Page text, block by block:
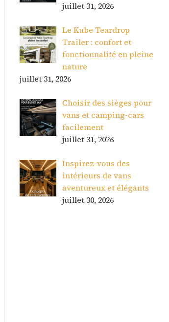
juillet 31, 2026
Le Kube Teardrop
Trailer : confort et
fonctionnalité en pleine
nature
juillet 31, 2026
Choisir des sièges pour
vans et camping-cars
facilement
juillet 31, 2026
Inspirez-vous des
intérieurs de vans
aventureux et élégants
juillet 30, 2026